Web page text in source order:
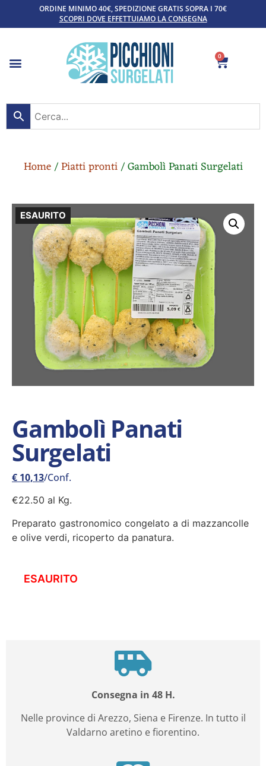
ORDINE MINIMO 40€, SPEDIZIONE GRATIS SOPRA I 70€
SCOPRI DOVE EFFETTUIAMO LA CONSEGNA
0
Home/Piatti pronti/ Gambolì Panati Surgelati
ESAURITO
Gambolì Panati
Surgelati
€ 10,13/Conf.
€22.50 al Kg.
Preparato gastronomico congelato a di mazzancolle
e olive verdi, ricoperto da panatura.
ESAURITO
Consegna in 48 H.
Nelle province di Arezzo, Siena e Firenze. In tutto il
Valdarno aretino e fiorentino.